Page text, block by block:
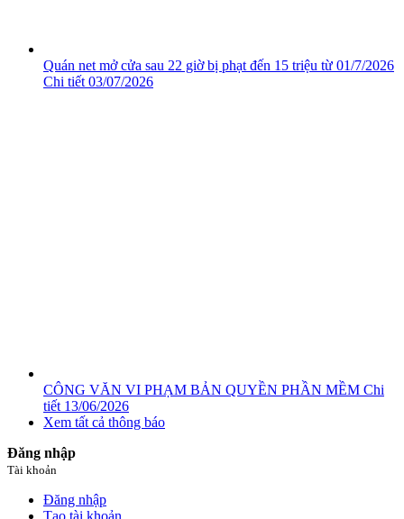
Quán net mở cửa sau 22 giờ bị phạt đến 15 triệu từ 01/7/2026
Chi tiết 03/07/2026
CÔNG VĂN VI PHẠM BẢN QUYỀN PHẦN MỀM Chi
tiết 13/06/2026
Xem tất cả thông báo
Đăng nhập
Tài khoản
Đăng nhập
Tạo tài khoản